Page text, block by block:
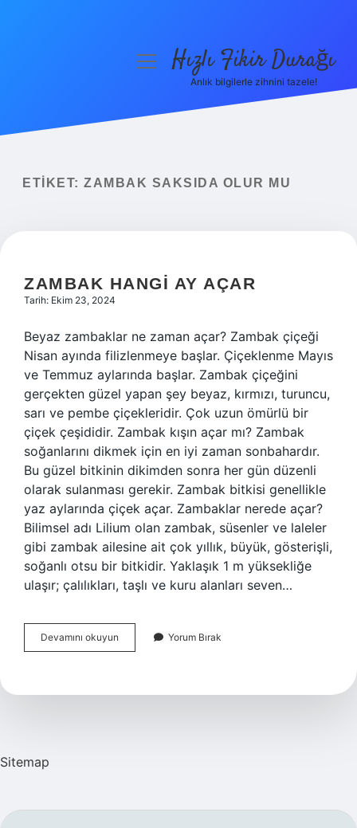
Yasal Uyarı
menüyüHızlı Fikir Durağı
Anlık bilgilerle zihnini tazele!
ETIKET: ZAMBAK SAKSIDA OLUR MU
ZAMBAK HANGI AY AÇAR
Tarih: Ekim 23, 2024
Beyaz zambaklar ne zaman açar? Zambak çiçeği
Nisan ayında filizlenmeye başlar. Çiçeklenme Mayıs
ve Temmuz aylarında başlar. Zambak çiçeğini
gerçekten güzel yapan şey beyaz, kırmızı, turuncu,
sarı ve pembe çiçekleridir. Çok uzun ömürlü bir
çiçek çeşididir. Zambak kışın açar mı? Zambak
soğanlarını dikmek için en iyi zaman sonbahardır.
Bu güzel bitkinin dikimden sonra her gün düzenli
olarak sulanması gerekir. Zambak bitkisi genellikle
yaz aylarında çiçek açar. Zambaklar nerede açar?
Bilimsel adı Lilium olan zambak, süsenler ve laleler
gibi zambak ailesine ait çok yıllık, büyük, gösterişli,
soğanlı otsu bir bitkidir. Yaklaşık 1 m yüksekliğe
ulaşır; çalılıkları, taşlı ve kuru alanları seven…
Devamını okuyun Zambak
Hangi
Yorum Bırak
Sitemap